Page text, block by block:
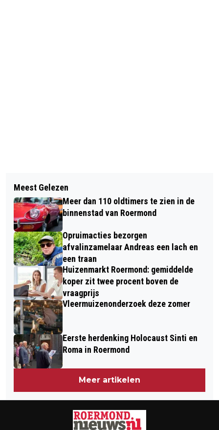
DE OMWENTELAARS ORGANISEERT
WEER EEN WANDELING: ZOMPIGE
WANDELING
ROERMOND.NIEUWSTV - REPORTAGE
ECI ROERMOND - CURSISTEN EXPO
2022 - "BLIJF NIEUWSGIERIG"
Meest Gelezen
Meer dan 110 oldtimers te zien in de
binnenstad van Roermond
Opruimacties bezorgen
afvalinzamelaar Andreas een lach en
een traan
Huizenmarkt Roermond: gemiddelde
koper zit twee procent boven de
vraagprijs
Vleermuizenonderzoek deze zomer
Eerste herdenking Holocaust Sinti en
Roma in Roermond
Meer artikelen